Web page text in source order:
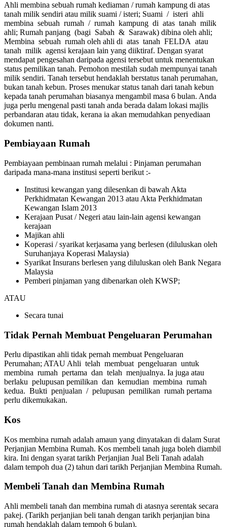
Ahli membina sebuah rumah kediaman / rumah kampung di atas
tanah milik sendiri atau milik suami / isteri; Suami / isteri ahli
membina sebuah rumah / rumah kampung di atas tanah milik
ahli; Rumah panjang (bagi Sabah & Sarawak) dibina oleh ahli;
Membina sebuah rumah oleh ahli di atas tanah FELDA atau
tanah milik agensi kerajaan lain yang diiktiraf. Dengan syarat
mendapat pengesahan daripada agensi tersebut untuk menentukan
status pemilikan tanah. Pemohon mestilah sudah mempunyai tanah
milik sendiri. Tanah tersebut hendaklah berstatus tanah perumahan,
bukan tanah kebun. Proses menukar status tanah dari tanah kebun
kepada tanah perumahan biasanya mengambil masa 6 bulan. Anda
juga perlu mengenal pasti tanah anda berada dalam lokasi majlis
perbandaran atau tidak, kerana ia akan memudahkan penyediaan
dokumen nanti.
Pembiayaan Rumah
Pembiayaan pembinaan rumah melalui : Pinjaman perumahan
daripada mana-mana institusi seperti berikut :-
Institusi kewangan yang dilesenkan di bawah Akta
Perkhidmatan Kewangan 2013 atau Akta Perkhidmatan
Kewangan Islam 2013
Kerajaan Pusat / Negeri atau lain-lain agensi kewangan
kerajaan
Majikan ahli
Koperasi / syarikat kerjasama yang berlesen (diluluskan oleh
Suruhanjaya Koperasi Malaysia)
Syarikat Insurans berlesen yang diluluskan oleh Bank Negara
Malaysia
Pemberi pinjaman yang dibenarkan oleh KWSP;
ATAU
Secara tunai
Tidak Pernah Membuat Pengeluaran Perumahan
Perlu dipastikan ahli tidak pernah membuat Pengeluaran
Perumahan; ATAU Ahli telah membuat pengeluaran untuk
membina rumah pertama dan telah menjualnya. Ia juga atau
berlaku pelupusan pemilikan dan kemudian membina rumah
kedua. Bukti penjualan / pelupusan pemilikan rumah pertama
perlu dikemukakan.
Kos
Kos membina rumah adalah amaun yang dinyatakan di dalam Surat
Perjanjian Membina Rumah. Kos membeli tanah juga boleh diambil
kira. Ini dengan syarat tarikh Perjanjian Jual Beli Tanah adalah
dalam tempoh dua (2) tahun dari tarikh Perjanjian Membina Rumah.
Membeli Tanah dan Membina Rumah
Ahli membeli tanah dan membina rumah di atasnya serentak secara
pakej. (Tarikh perjanjian beli tanah dengan tarikh perjanjian bina
rumah hendaklah dalam tempoh 6 bulan).